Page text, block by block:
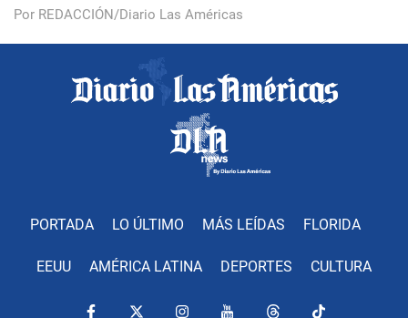
Por REDACCIÓN/Diario Las Américas
PORTADA LO ÚLTIMO MÁS LEÍDAS FLORIDA
EEUU AMÉRICA LATINA DEPORTES CULTURA